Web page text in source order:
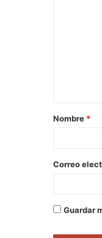
a
r
*
Nombre *
Correo
Guardar